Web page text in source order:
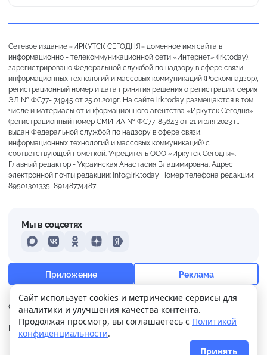
+15° Преимущественно ясно
Ощущается как +15
8 м/с 761 мм 94%
Сетевое издание «ИРКУТСК СЕГОДНЯ» доменное имя сайта в
информационно - телекоммуникационной сети «Интернет» (irk.today),
зарегистрировано Федеральной службой по надзору в сфере связи,
информационных технологий и массовых коммуникаций (Роскомнадзор),
регистрационный номер и дата принятия решения о регистрации: серия
ЭЛ № ФС77- 74945 от 25.01.2019г. На сайте irk.today размещаются в том
числе и материалы от информационного агентства «Иркутск Сегодня»
(регистрационный номер СМИ ИА № ФС77-85643 от 21 июля 2023 г.,
выдан Федеральной службой по надзору в сфере связи,
информационных технологий и массовых коммуникаций) с
соответствующей пометкой. Учредитель ООО «Иркутск Сегодня».
Главный редактор - Украинская Анастасия Владимировна. Адрес
электронной почты редакции: info@irk.today Номер телефона редакции:
89501301335, 89148774487
О нас Контакты Прислать новость
Реклама
Политика
конфиденциальности
Мы в соцсетях
MAXVKontakteOdnoklassniki
DzenYandex
Приложение Реклама
Сайт использует cookies и метрические сервисы для
аналитики и улучшения качества контента.
Продолжая просмотр, вы соглашаетесь с Политикой
конфиденциальности.
Принять